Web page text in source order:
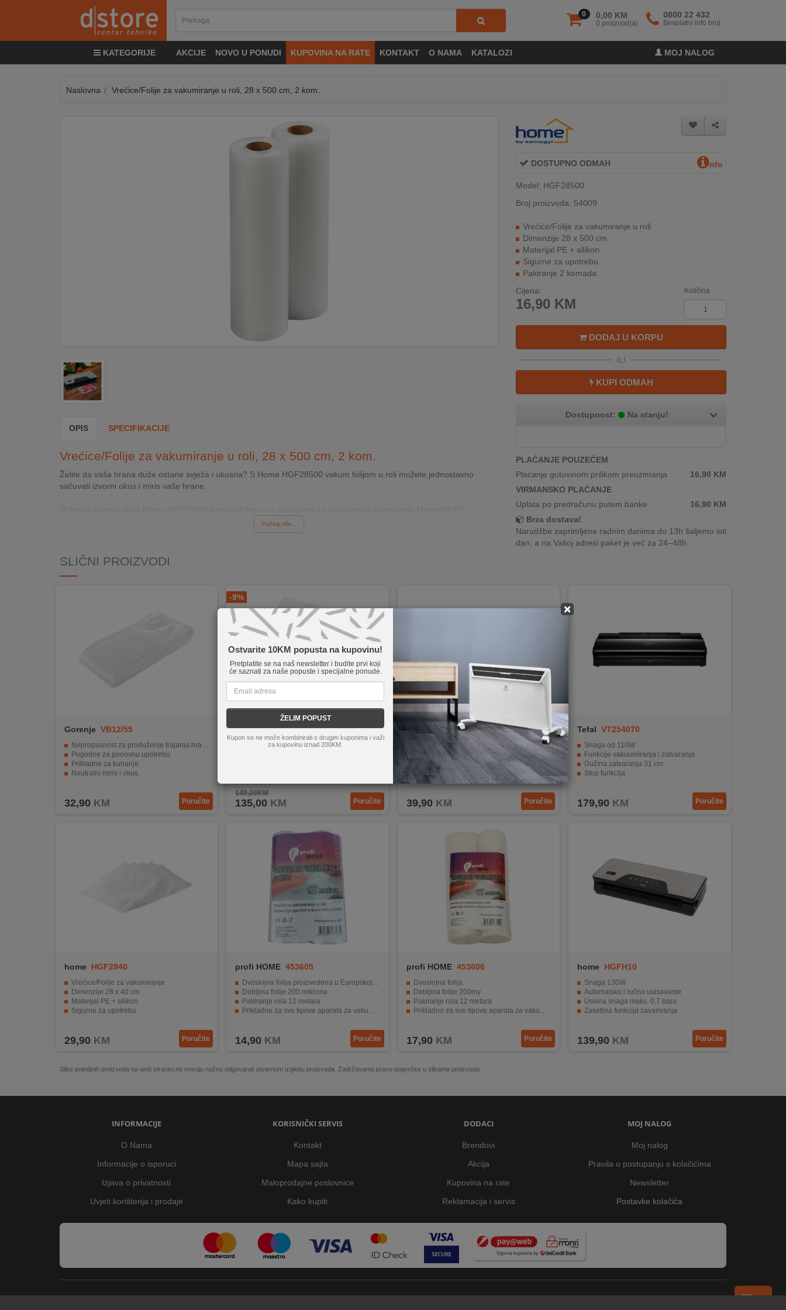
0 0,00 KM
0 proizvod(a)
0800 22 432
Besplatni info broj
KATEGORIJE AKCIJE NOVO U PONUDI KUPOVINA NA RATE KONTAKT O NAMA KATALOZI MOJ NALOG
&
KLIMATIZACIJA
INOSTRANSTVA
×
Ostvarite 10KM popusta na kupovinu!
Pretplatite se na naš newsletter i budite prvi koji
će saznati za naše popuste i specijalne ponude.
ŽELIM POPUST
Kupon se ne može kombinirati s drugim kuponima i važi
za kupovinu iznad 200KM.
Naslovna Vrećice/Folije za vakumiranje u roli, 28 x 500 cm, 2 kom.
OPIS SPECIFIKACIJE
Vrećice/Folije za vakumiranje u roli, 28 x 500 cm, 2 kom.
Želite da vaša hrana duže ostane svježa i ukusna? S Home HGF28500 vakum folijom u roli možete jednostavno
sačuvati izvorni okus i miris vaše hrane.
Pročitaj više...
DOSTUPNO ODMAH nfo
Model: HGF28500
Broj proizvoda: 54009
Vrećice/Folije za vakumiranje u roli
Dimenzije 28 x 500 cm
Materijal PE + silikon
Sigurne za upotrebu
Pakiranje 2 komada
Cijena:
16,90 KM
Količina
DODAJ U KORPU
ILI
KUPI ODMAH
Dostupnost: Na stanju!
PLAĆANJE POUZEĆEM
Plaćanje gotovinom prilikom preuzimanja
16,90 KM
VIRMANSKO PLAĆANJE
Uplata po predračunu putem banke
16,90 KM
Brza dostava!
Narudžbe zaprimljene radnim danima do 13h šaljemo isti
dan, a na Vašoj adresi paket je već za 24–48h.
SLIČNI PROIZVODI
Gorenje VB12/55
Nepropusnost za produženje trajanja hrane.
Pogodne za ponovnu upotrebu.
Prikladne za kuhanje.
Neutralni miris i okus.
32,90 KM Poručite
-9%
Gorenje VS120W
Snaga 120W za učinkovit rad.
Priključni kabl dužine 300mm za slobodu kretanja.
149,00KM
135,00 KM Poručite
Gorenje VB28/300
Dimenzije: 280 x 3000 mm, 2 kom.
Nepropusne kese za vakumiranje hrane.
Pogodne za ponovno korištenje.
Mogu se koristiti za kuhanje.
Neutralan miris i okus.
39,90 KM Poručite
Tefal VT254070
Snaga od 110W
Funkcije vakuumiranja i zatvaranja
Dužina zatvaranja 31 cm
Stop funkcija
179,90 KM Poručite
home HGF2840
Vrećice/Folije za vakumiranje
Dimenzije 28 x 40 cm
Materijal PE + silikon
Sigurne za upotrebu
29,90 KM Poručite
profi HOME 453605
Dvoslojna folija proizvedena u Europskoj uniji
Debljina folije 200 mikrona
Pakiranje rola 12 metara
Prikladno za sve tipove aparata za vakumiranje
14,90 KM Poručite
profi HOME 453606
Dvoslojna folija
Debljina folije 200my
Pakiranje rola 12 metara
Prikladno za sve tipove aparata za vakumiranje
17,90 KM Poručite
home HGFH10
Snaga 130W
Automatsko i ručno usisavanje
Usisna snaga maks. 0,7 bara
Zasebna funkcija zavarivanja
139,90 KM Poručite
Slike pojedinih proizvoda na web stranici ne moraju nužno odgovarati stvarnom izgledu proizvoda. Zadržavamo pravo pogreške u slikama proizvoda.
INFORMACIJE
O Nama
Informacije o isporuci
Izjava o privatnosti
Uvjeti korištenja i prodaje
KORISNIČKI SERVIS
Kontakt
Mapa sajta
Maloprodajne poslovnice
Kako kupiti
DODACI
Brendovi
Akcija
Kupovina na rate
Reklamacija i servis
MOJ NALOG
Moj nalog
Pravila o postupanju s kolačićima
Newsletter
Postavke kolačića